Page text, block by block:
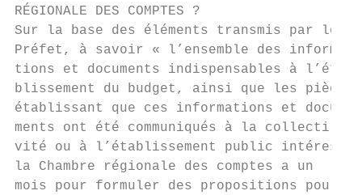
RÉGIONALE DES COMPTES ?
Sur la base des éléments transmis par
Préfet, à savoir « l’ensemble des
tions et documents indispensables à
blissement du budget, ainsi que les
établissant que ces informations et docu-
ments ont été communiqués à la
vité ou à l’établissement public
la Chambre régionale des comptes a un
mois pour formuler des propositions